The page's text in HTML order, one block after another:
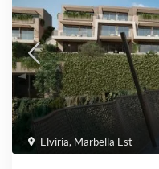
Elviria, Marbella Est